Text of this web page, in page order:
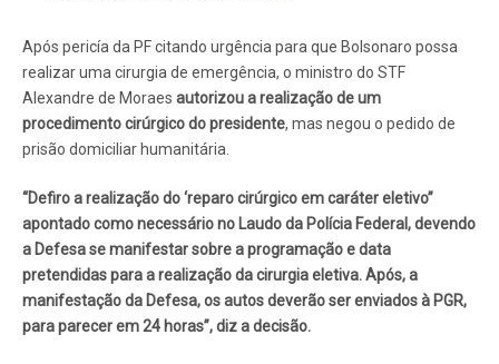
Após pericía da PF citando urgência para que Bolsonaro possa
realizar uma cirurgia de emergência, o ministro do STF
Alexandre de Moraes autorizou a realização de um
procedimento cirúrgico do presidente, mas negou o pedido de
prisão domiciliar humanitária.
“Defiro a realização do ‘reparo cirúrgico em caráter eletivo”
apontado como necessário no Laudo da Polícia Federal, devendo
a Defesa se manifestar sobre a programação e data
pretendidas para a realização da cirurgia eletiva. Após, a
manifestação da Defesa, os autos deverão ser enviados à PGR,
para parecer em 24 horas”, diz a decisão.